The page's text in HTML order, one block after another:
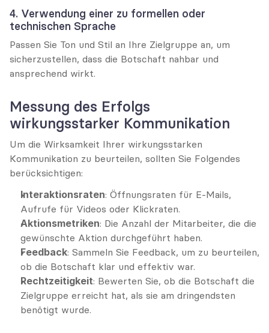
4. Verwendung einer zu formellen oder
technischen Sprache
Passen Sie Ton und Stil an Ihre Zielgruppe an, um
sicherzustellen, dass die Botschaft nahbar und
ansprechend wirkt.
Messung des Erfolgs
wirkungsstarker Kommunikation
Um die Wirksamkeit Ihrer wirkungsstarken
Kommunikation zu beurteilen, sollten Sie Folgendes
berücksichtigen:
Interaktionsraten: Öffnungsraten für E-Mails,
Aufrufe für Videos oder Klickraten.
Aktionsmetriken: Die Anzahl der Mitarbeiter, die die
gewünschte Aktion durchgeführt haben.
Feedback: Sammeln Sie Feedback, um zu beurteilen,
ob die Botschaft klar und effektiv war.
Rechtzeitigkeit: Bewerten Sie, ob die Botschaft die
Zielgruppe erreicht hat, als sie am dringendsten
benötigt wurde.